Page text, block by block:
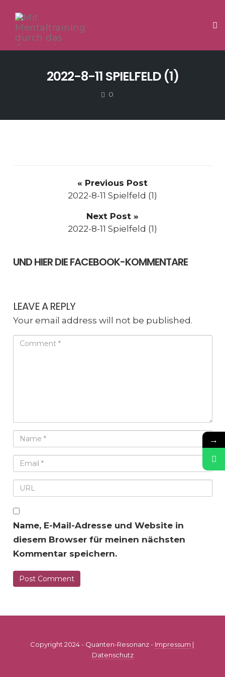
2022-8-11 SPIELFELD (1)
0
« Previous Post
2022-8-11 Spielfeld (1)
Next Post »
2022-8-11 Spielfeld (1)
UND HIER DIE FACEBOOK-KOMMENTARE
LEAVE A REPLY
Your email address will not be published.
Name, E-Mail-Adresse und Website in
diesem Browser für meinen nächsten
Kommentar speichern.
Copyright 2024 - Quanten-Resonanz - Impressum |
Datenschutz
→